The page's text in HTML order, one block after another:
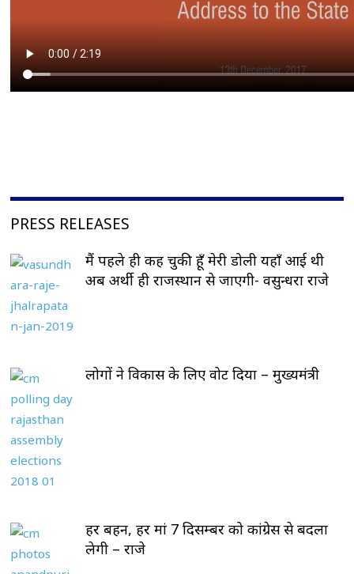
PRESS RELEASES
मैं पहले ही कह चुकी हूँ मेरी डोली यहाँ आई थी
अब अर्थी ही राजस्थान से जाएगी- वसुन्धरा राजे
लोगों ने विकास के लिए वोट दिया – मुख्यमंत्री
हर बहन, हर मां 7 दिसम्बर को कांग्रेस से बदला
लेगी – राजे